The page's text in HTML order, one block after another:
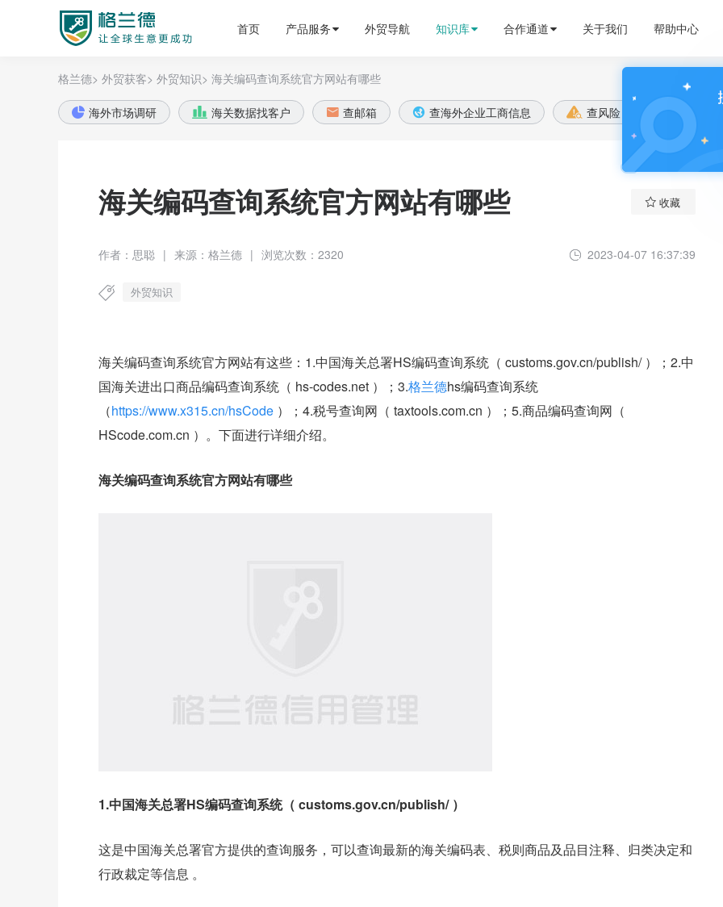
格兰德外贸获客平台 首页 产品服务 外贸导航 知识库 合作通道 关于我们 帮助中心
格兰德> 外贸获客> 外贸知识> 海关编码查询系统官方网站有哪些
 海外市场调研  海关数据找客户  查邮箱  查海外企业工商信息  查风险  全球账
海关编码查询系统官方网站有哪些 收藏
作者：思聪 | 来源：格兰德 | 浏览次数：2320 2023-04-07 16:37:39
外贸知识
海关编码查询系统官方网站有这些：1.中国海关总署HS编码查询系统（ customs.gov.cn/publish/ ）；2.中
国海关进出口商品编码查询系统（ hs-codes.net ）；3.格兰德hs编码查询系统
（https://www.x315.cn/hsCode ）；4.税号查询网（ taxtools.com.cn ）；5.商品编码查询网（
HScode.com.cn ）。下面进行详细介绍。
海关编码查询系统官方网站有哪些
1.中国海关总署HS编码查询系统（ customs.gov.cn/publish/ ）
这是中国海关总署官方提供的查询服务，可以查询最新的海关编码表、税则商品及品目注释、归类决定和
行政裁定等信息 。